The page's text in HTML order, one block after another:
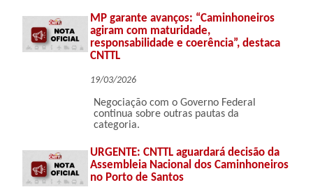
MP garante avanços: “Caminhoneiros
agiram com maturidade,
responsabilidade e coerência”, destaca
CNTTL
19/03/2026
Negociação com o Governo Federal
continua sobre outras pautas da
categoria.
URGENTE: CNTTL aguardará decisão da
Assembleia Nacional dos Caminhoneiros
no Porto de Santos